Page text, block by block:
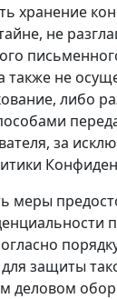
хранение
не
также не
либо
за
меры
защиты
деловом